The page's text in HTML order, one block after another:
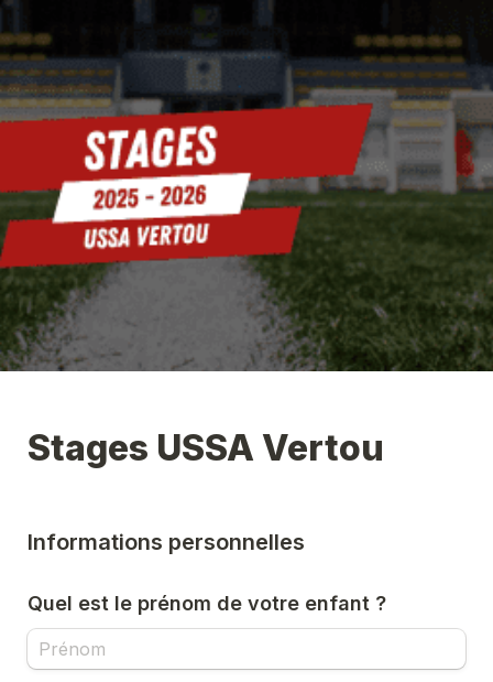
Stages USSA Vertou
Informations personnelles
Quel est le prénom de votre enfant ?